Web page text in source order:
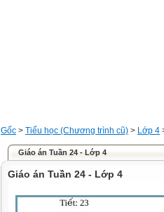
Gốc > Tiểu học (Chương trình cũ) > Lớp 4
Giáo án Tuần 24 - Lớp 4
Giáo án Tuần 24 - Lớp 4